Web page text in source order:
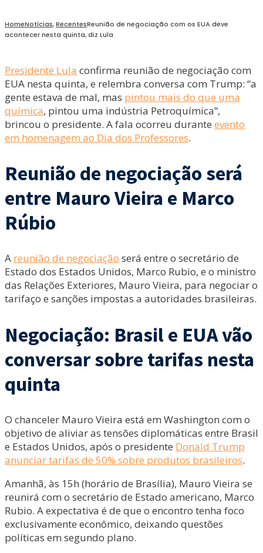
HomeNotícias,RecentesReunião de negociação com os EUA deve
acontecer nesta quinta, diz Lula
Presidente Lula confirma reunião de negociação com
EUA nesta quinta, e relembra conversa com Trump: “a
gente estava de mal, mas pintou mais do que uma
química, pintou uma indústria Petroquímica”,
brincou o presidente. A fala ocorreu durante evento
em homenagem ao Dia dos Professores.
Reunião de negociação será
entre Mauro Vieira e Marco
Rúbio
A reunião de negociação será entre o secretário de
Estado dos Estados Unidos, Marco Rubio, e o ministro
das Relações Exteriores, Mauro Vieira, para negociar o
tarifaço e sanções impostas a autoridades brasileiras.
Negociação: Brasil e EUA vão
conversar sobre tarifas nesta
quinta
O chanceler Mauro Vieira está em Washington com o
objetivo de aliviar as tensões diplomáticas entre Brasil
e Estados Unidos, após o presidente Donald Trump
anunciar tarifas de 50% sobre produtos brasileiros.
Amanhã, às 15h (horário de Brasília), Mauro Vieira se
reunirá com o secretário de Estado americano, Marco
Rubio. A expectativa é de que o encontro tenha foco
exclusivamente econômico, deixando questões
políticas em segundo plano.